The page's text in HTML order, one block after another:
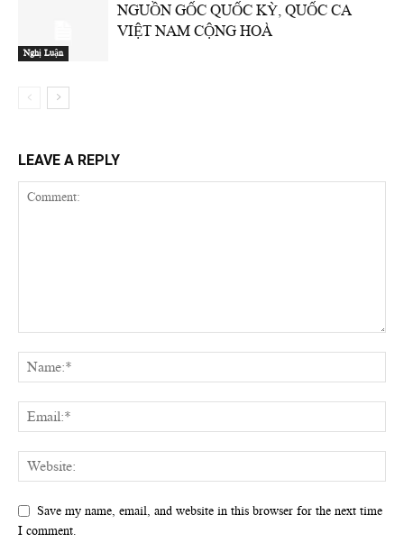
Nghị Luận
NGUỒN GỐC QUỐC KỲ, QUỐC CA
VIỆT NAM CỘNG HOÀ
LEAVE A REPLY
Save my name, email, and website in this browser for the next time
I comment.